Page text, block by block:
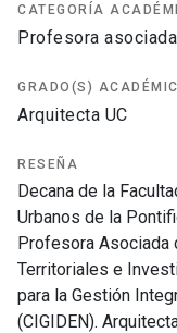
CATEGORÍA
Profesora asociada
GRADO(S)
Arquitecta UC
RESEÑA
Decana de la
Urbanos de la
Profesora Asociada
Territoriales e
para la Gestión
(CIGIDEN).